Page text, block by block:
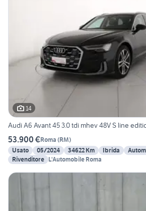
14
Audi A6 Avant 45 3.0 tdi mhev 48V S line
53.900 €Roma (RM)
Usato
05/2024 34622 Km Ibrida
Rivenditore L'Automobile Roma